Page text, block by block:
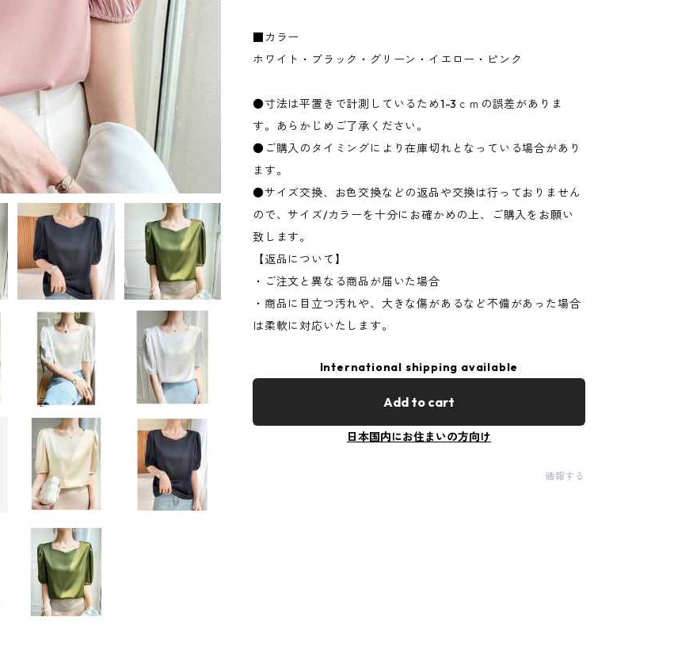
■カラー
ホワイト・ブラック・グリーン・イエロー・ピンク
●寸法は平置きで計測しているため1-3ｃｍの誤差がありま
す。あらかじめご了承ください。
●ご購入のタイミングにより在庫切れとなっている場合があり
ます。
●サイズ交換、お色交換などの返品や交換は行っておりません
ので、サイズ/カラーを十分にお確かめの上、ご購入をお願い
致します。
【返品について】
・ご注文と異なる商品が届いた場合
・商品に目立つ汚れや、大きな傷があるなど不備があった場合
は柔軟に対応いたします。
International shipping available
Add to cart
日本国内にお住まいの方向け
通報する